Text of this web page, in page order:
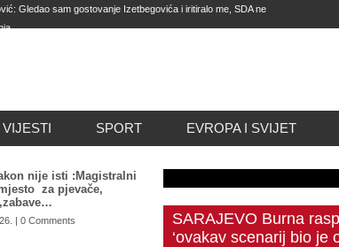
Gledao sam gostovanje Izetbegovića i iritiralo me, SDA ne
Tužilaštvo BiH ne preuzme predmet mafijaških
SIPA postala kao ikebana, služi za hapšenje migranata,
VIJESTI SPORT EVROPA I SVIJET
nije isti :Magistralni
za pjevače,
| 0 Comments
SARAJEVO Burna
‘ovakav scenarij bio je